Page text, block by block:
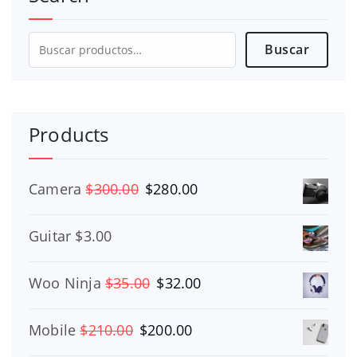
Buscar
Buscar
Products
Camera $300.00 El
$300.00.
$280.00
$280.00.
Guitar $3.00
Woo Ninja $35.00 El
original
$32.00
Mobile $210.00 El
$200.00